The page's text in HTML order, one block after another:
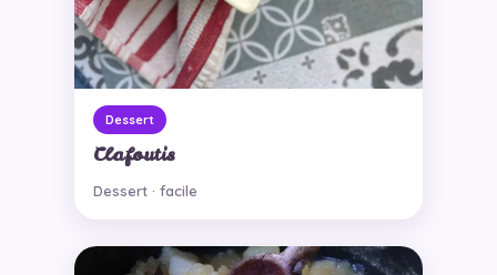
Dessert
Clafoutis
Dessert · facile